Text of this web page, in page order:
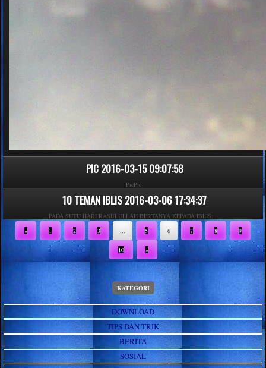
PIC 2016-03-15 09:07:58
PicPic
10 TEMAN IBLIS 2016-03-06 17:34:37
PADA SUTU HARI RASULULLAH BERTANYA KEPADA IBLIS:...
«
1 2 3 ... 5 6 7 8 9
10 »
KATEGORI
DOWNLOAD
TIPS DAN TRIK
BERITA
SOSIAL